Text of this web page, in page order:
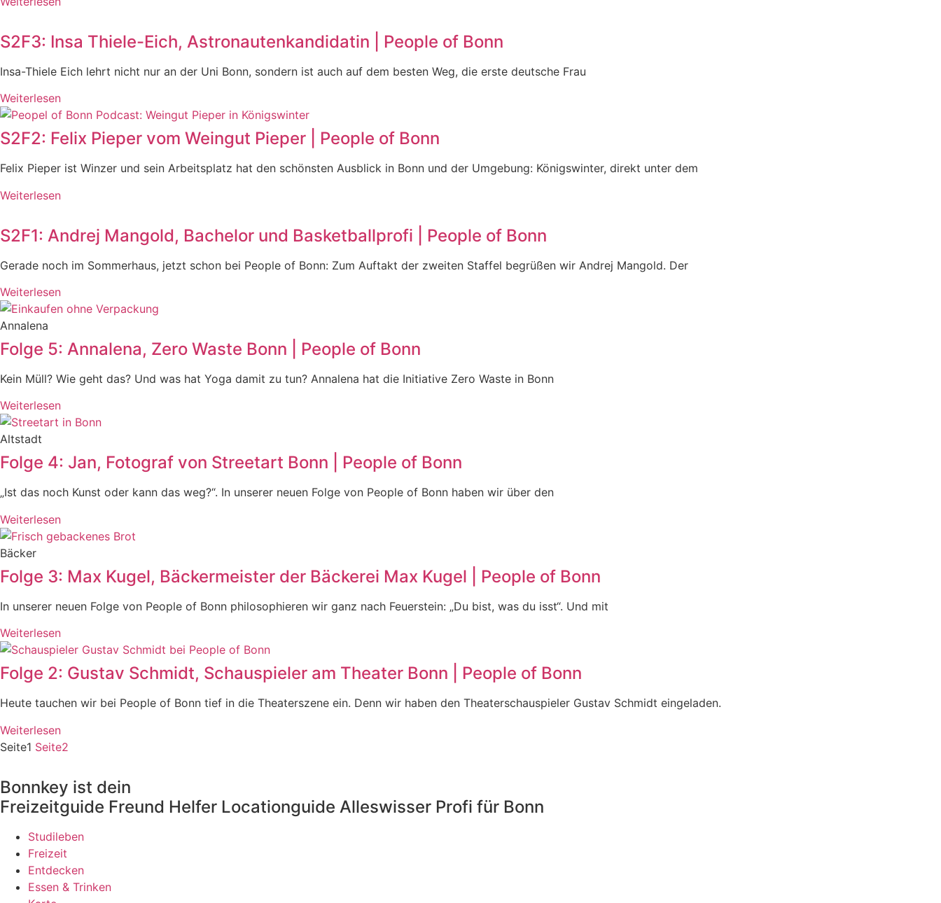
S2F3: Insa Thiele-Eich, Astronautenkandidatin | People of Bonn
Insa-Thiele Eich lehrt nicht nur an der Uni Bonn, sondern ist auch auf dem besten Weg, die erste deutsche Frau
Weiterlesen
S2F2: Felix Pieper vom Weingut Pieper | People of Bonn
Felix Pieper ist Winzer und sein Arbeitsplatz hat den schönsten Ausblick in Bonn und der Umgebung: Königswinter, direkt unter dem
Weiterlesen
S2F1: Andrej Mangold, Bachelor und Basketballprofi | People of Bonn
Gerade noch im Sommerhaus, jetzt schon bei People of Bonn: Zum Auftakt der zweiten Staffel begrüßen wir Andrej Mangold. Der
Weiterlesen
Annalena
Folge 5: Annalena, Zero Waste Bonn | People of Bonn
Kein Müll? Wie geht das? Und was hat Yoga damit zu tun? Annalena hat die Initiative Zero Waste in Bonn
Weiterlesen
Altstadt
Folge 4: Jan, Fotograf von Streetart Bonn | People of Bonn
„Ist das noch Kunst oder kann das weg?“. In unserer neuen Folge von People of Bonn haben wir über den
Weiterlesen
Bäcker
Folge 3: Max Kugel, Bäckermeister der Bäckerei Max Kugel | People of Bonn
In unserer neuen Folge von People of Bonn philosophieren wir ganz nach Feuerstein: „Du bist, was du isst“. Und mit
Weiterlesen
Folge 2: Gustav Schmidt, Schauspieler am Theater Bonn | People of Bonn
Heute tauchen wir bei People of Bonn tief in die Theaterszene ein. Denn wir haben den Theaterschauspieler Gustav Schmidt eingeladen.
Weiterlesen
Seite1 Seite2
Bonnkey ist dein
Freizeitguide Freund Helfer Locationguide Alleswisser Profi für Bonn
Studileben
Freizeit
Entdecken
Essen & Trinken